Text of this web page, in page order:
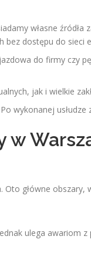
własne źródła
bez dostępu do sieci
do firmy czy
jak i wielkie
wykonanej usłudze
w
Oto główne
ulega awariom